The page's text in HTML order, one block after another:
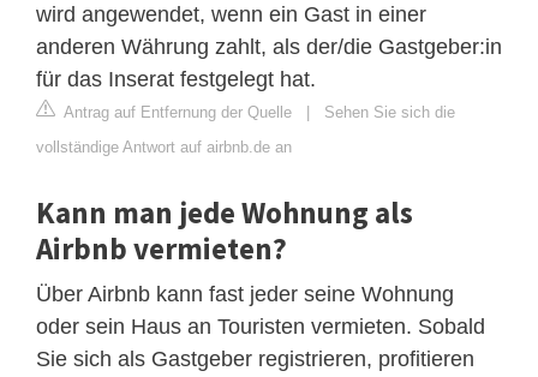
wird angewendet, wenn ein Gast in einer
anderen Währung zahlt, als der/die Gastgeber:in
für das Inserat festgelegt hat.
Antrag auf Entfernung der Quelle | Sehen Sie sich die
vollständige Antwort auf airbnb.de an
Kann man jede Wohnung als
Airbnb vermieten?
Über Airbnb kann fast jeder seine Wohnung
oder sein Haus an Touristen vermieten. Sobald
Sie sich als Gastgeber registrieren, profitieren